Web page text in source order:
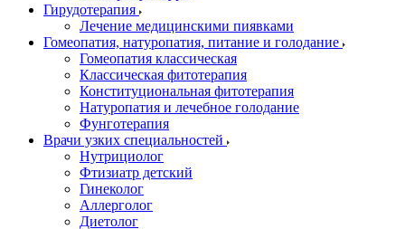
Гирудотерапия
Лечение медицинскими пиявками
Гомеопатия, натуропатия, питание и голодание
Гомеопатия классическая
Классическая фитотерапия
Конституциональная фитотерапия
Натуропатия и лечебное голодание
Фунготерапия
Врачи узких специальностей
Нутрициолог
Фтизиатр детский
Гинеколог
Аллерголог
Диетолог